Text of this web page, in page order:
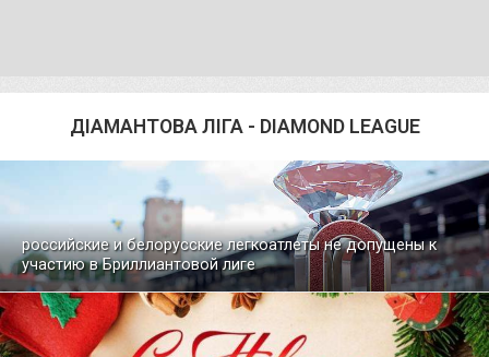
ДІАМАНТОВА ЛІГА - DIAMOND LEAGUE
российские и белорусские легкоатлеты не допущены к
участию в Бриллиантовой лиге